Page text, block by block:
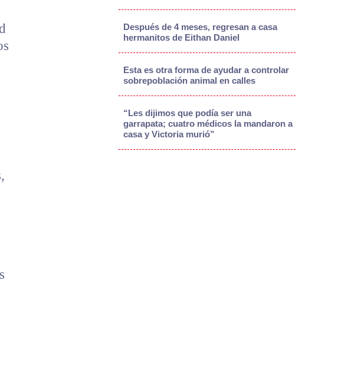
Después de 4 meses, regresan a casa
hermanitos de Eithan Daniel
Esta es otra forma de ayudar a controlar
sobrepoblación animal en calles
“Les dijimos que podía ser una
garrapata; cuatro médicos la mandaron a
casa y Victoria murió”